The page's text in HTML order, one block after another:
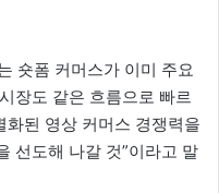
숏폼 커머스가 이미 주요
장도 같은 흐름으로 빠르
화된 영상 커머스 경쟁력을
선도해 나갈 것”이라고 말